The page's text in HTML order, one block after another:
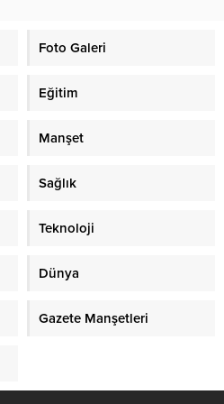
Foto Galeri
Eğitim
Manşet
Sağlık
Teknoloji
Dünya
Gazete Manşetleri